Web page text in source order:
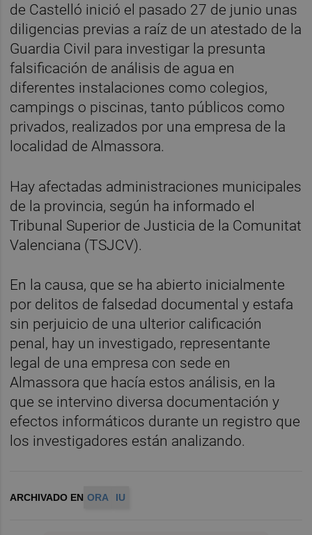
de Castelló inició el pasado 27 de junio unas
diligencias previas a raíz de un atestado de la
Guardia Civil para investigar la presunta
falsificación de análisis de agua en
diferentes instalaciones como colegios,
campings o piscinas, tanto públicos como
privados, realizados por una empresa de la
localidad de Almassora.
Hay afectadas administraciones municipales
de la provincia, según ha informado el
Tribunal Superior de Justicia de la Comunitat
Valenciana (TSJCV).
En la causa, que se ha abierto inicialmente
por delitos de falsedad documental y estafa
sin perjuicio de una ulterior calificación
penal, hay un investigado, representante
legal de una empresa con sede en
Almassora que hacía estos análisis, en la
que se intervino diversa documentación y
efectos informáticos durante un registro que
los investigadores están analizando.
ARCHIVADO EN ORA IU